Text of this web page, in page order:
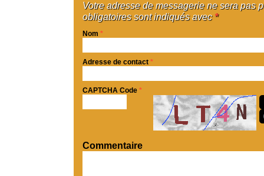
Votre adresse de messagerie ne sera pas
obligatoires sont indiqués avec *
Nom *
Adresse de contact *
CAPTCHA Code *
Commentaire